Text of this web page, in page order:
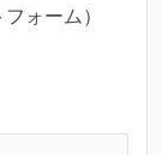
ォーム）